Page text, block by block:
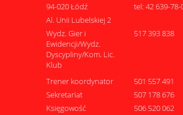
94-020 Łódź
tel: 42 639-78-
Al. Unii Lubelskiej 2
Wydz. Gier i
Ewidencji/Wydz.
Dyscypliny/Kom. Lic.
Klub
517 393 838
Trener koordynator
501 557 491
Sekretariat
507 178 676
Księgowość
506 520 062